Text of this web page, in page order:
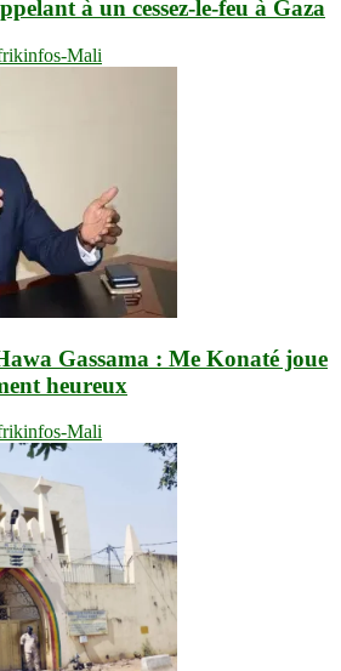
à un cessez-le-feu à Gaza
Mali
Gassama : Me Konaté joue
heureux
Mali